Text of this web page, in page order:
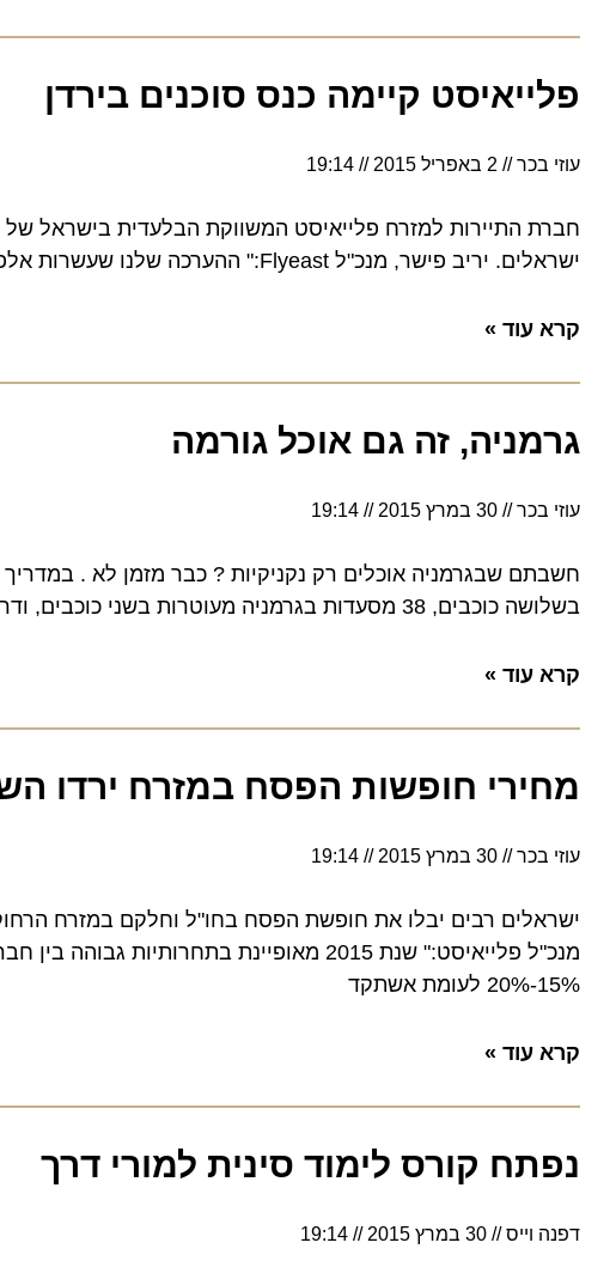
פלייאיסט קיימה כנס סוכנים בירדן
עוזי בכר 2 באפריל 2015 19:14
חברת התיירות למזרח פלייאיסט המשווקת הבלעדית בישראל של
ישראלים. יריב פישר, מנכ"ל Flyeast:" ההערכה שלנו שעשרות אלפי ישראלים יטוסו בשנה הקרובה דרך קטאר ליעדים שונים בעולם"
קרא עוד »
גרמניה, זה גם אוכל גורמה
עוזי בכר 30 במרץ 2015 19:14
בשלושה כוכבים, 38 מסעדות בגרמניה מעוטרות בשני כוכבים, ודרגת כוכב אחד הוענק ל- 233 מסעדות
קרא עוד »
מחירי חופשות הפסח במזרח ירדו השנה ב-
עוזי בכר 30 במרץ 2015 19:14
ישראלים רבים יבלו את חופשת הפסח בחו"ל וחלקם במזרח הרחוק,
מנכ"ל פלייאיסט:" שנת 2015 מאופיינת
15%-20% לעומת אשתקד
קרא עוד »
נפתח קורס לימוד סינית למורי דרך
דפנה וייס 30 במרץ 2015 19:14